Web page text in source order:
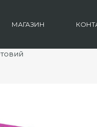
МАГАЗИН